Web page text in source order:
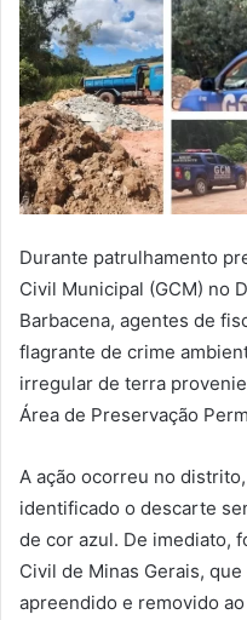
Durante patrulhamento
Civil Municipal (GCM) no
Barbacena, agentes de
flagrante de crime
irregular de terra
Área de Preservação
A ação ocorreu no
identificado o descarte
de cor azul. De imediato,
Civil de Minas Gerais,
apreendido e removido